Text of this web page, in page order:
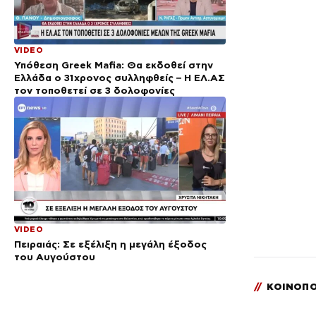
VIDEO
Υπόθεση Greek Mafia: Θα εκδοθεί στην
Ελλάδα ο 31χρονος συλληφθείς – Η ΕΛ.ΑΣ
τον τοποθετεί σε 3 δολοφονίες
VIDEO
Πειραιάς: Σε εξέλιξη η μεγάλη έξοδος
του Αυγούστου
//